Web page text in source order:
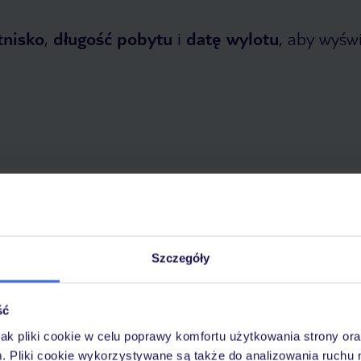
Szczegóły
pliki cookie w celu poprawy komfortu użytkowania strony
Pliki cookie wykorzystywane są także do analizowania ruchu
, długość pobytu i datę wylotu, aby
Dlaczego warto wybrać TUI?
wakacjach 24/7